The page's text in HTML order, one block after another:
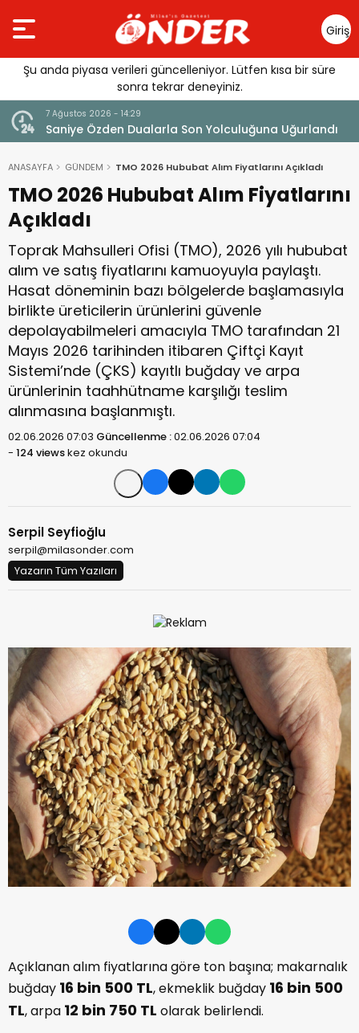
Giriş
Yap
Şu anda piyasa verileri güncelleniyor. Lütfen kısa bir süre
sonra tekrar deneyiniz.
7 Ağustos 2026 - 14:29
Saniye Özden Dualarla Son Yolculuğuna Uğurlandı
ANASAYFA GÜNDEM TMO 2026 Hububat Alım Fiyatlarını Açıkladı
TMO 2026 Hububat Alım Fiyatlarını
Açıkladı
Toprak Mahsulleri Ofisi (TMO), 2026 yılı hububat
alım ve satış fiyatlarını kamuoyuyla paylaştı.
Hasat döneminin bazı bölgelerde başlamasıyla
birlikte üreticilerin ürünlerini güvenle
depolayabilmeleri amacıyla TMO tarafından 21
Mayıs 2026 tarihinden itibaren Çiftçi Kayıt
Sistemi’nde (ÇKS) kayıtlı buğday ve arpa
ürünlerinin taahhütname karşılığı teslim
alınmasına başlanmıştı.
02.06.2026 07:03 Güncellenme :02.06.2026 07:04
- 124 viewskez okundu
Serpil Seyfioğlu
serpil@milasonder.com
Yazarın Tüm Yazıları
Açıklanan alım fiyatlarına göre ton başına; makarnalık
buğday 16 bin 500 TL, ekmeklik buğday 16 bin 500
TL, arpa 12 bin 750 TL olarak belirlendi.